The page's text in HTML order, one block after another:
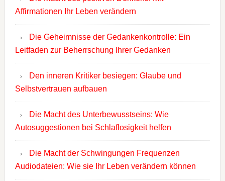
Affirmationen Ihr Leben verändern
Die Geheimnisse der Gedankenkontrolle: Ein
Leitfaden zur Beherrschung Ihrer Gedanken
Den inneren Kritiker besiegen: Glaube und
Selbstvertrauen aufbauen
Die Macht des Unterbewusstseins: Wie
Autosuggestionen bei Schlaflosigkeit helfen
Die Macht der Schwingungen Frequenzen
Audiodateien: Wie sie Ihr Leben verändern können